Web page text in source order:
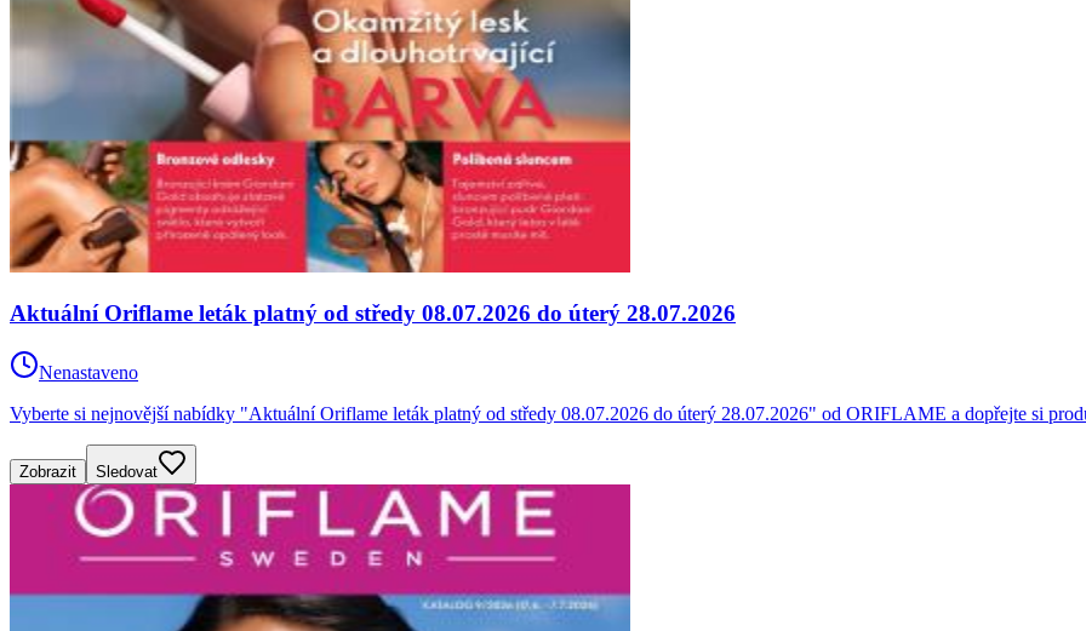
Aktuální Oriflame leták platný od středy 08.07.2026 do úterý 28.07.2026
Nenastaveno
Vyberte si nejnovější nabídky "Aktuální Oriflame leták platný od středy 08.07.2026 do úterý 28.07.2026" od ORIFLAME a dopřejte si
Zobrazit Sledovat